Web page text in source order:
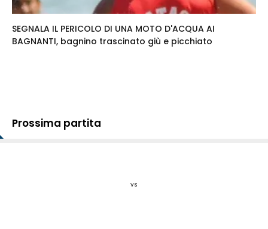
SEGNALA IL PERICOLO DI UNA MOTO D'ACQUA AI
BAGNANTI, bagnino trascinato giù e picchiato
Prossima partita
vs